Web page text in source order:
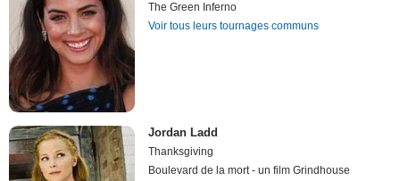
The Green Inferno
Voir tous leurs tournages communs
Jordan Ladd
Thanksgiving
Boulevard de la mort - un film Grindhouse